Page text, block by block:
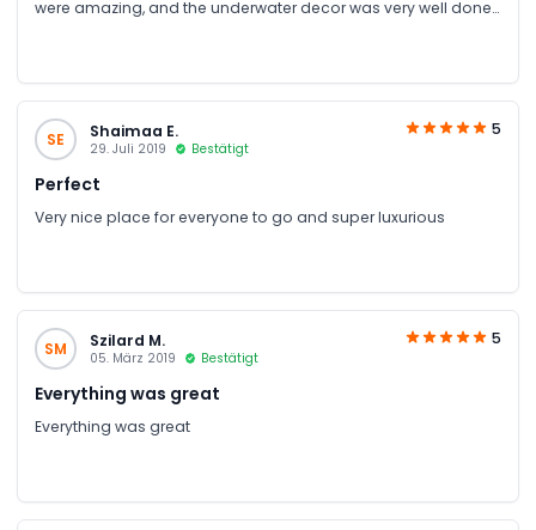
were amazing, and the underwater decor was very well done.
SE Shaimaa E.
29. Juli 2019 Bestätigt
5
Perfect
Very nice place for everyone to go and super luxurious
SM Szilard M.
05. März 2019 Bestätigt
5
Everything was great
Everything was great